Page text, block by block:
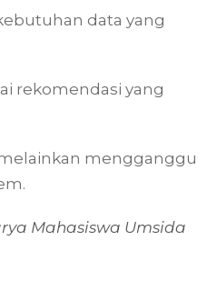
data yang
rekomendasi yang
mengganggu
Mahasiswa Umsida